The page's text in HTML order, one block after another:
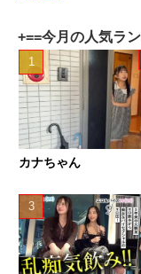
+==今月の人気ラ
カナちゃん